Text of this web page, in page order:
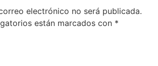
electrónico no será publicada.
están marcados con *